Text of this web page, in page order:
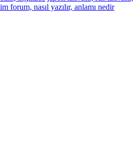
forum, nasıl yazılır, anlamı nedir